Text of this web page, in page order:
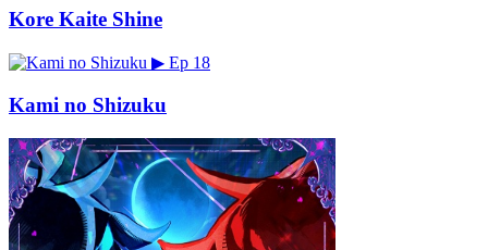
Kore Kaite Shine
▶ Ep 18
Kami no Shizuku